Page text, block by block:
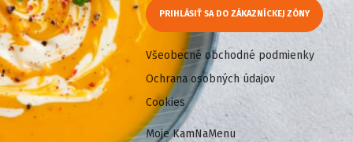
PRIHLÁSIŤ SA DO ZÁKAZNÍCKEJ ZÓNY
Všeobecné obchodné podmienky
Ochrana osobných údajov
Cookies
Moje KamNaMenu